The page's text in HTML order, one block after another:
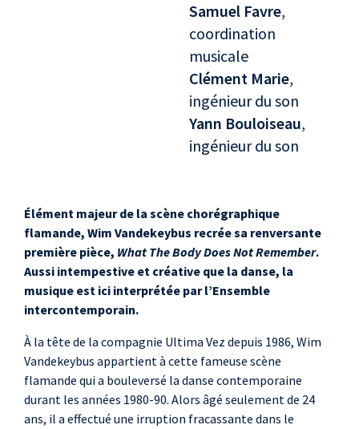
Samuel Favre,
coordination
musicale
Clément Marie,
ingénieur du son
Yann Bouloiseau,
ingénieur du son
Élément majeur de la scène chorégraphique
flamande, Wim Vandekeybus recrée sa renversante
première pièce, What The Body Does Not Remember.
Aussi intempestive et créative que la danse, la
musique est ici interprétée par l’Ensemble
intercontemporain.
À la tête de la compagnie Ultima Vez depuis 1986, Wim
Vandekeybus appartient à cette fameuse scène
flamande qui a bouleversé la danse contemporaine
durant les années 1980-90. Alors âgé seulement de 24
ans, il a effectué une irruption fracassante dans le